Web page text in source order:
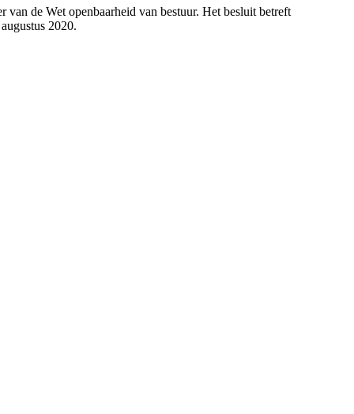
de Wet openbaarheid van bestuur. Het besluit betreft
2020.